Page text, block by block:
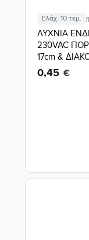
Κωδικός:
ΛΥΧΝΙΑ
230VAC
17cm &
AD22E-006
0,45 €
Ελάχ. 10 τεμ.